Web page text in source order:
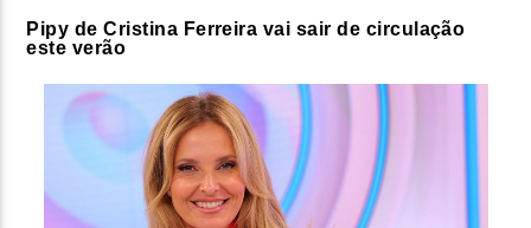
Pipy de Cristina Ferreira vai sair de circulação
este verão